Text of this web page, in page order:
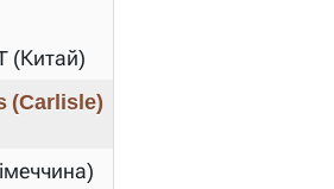
(Китай)
(Carlisle)